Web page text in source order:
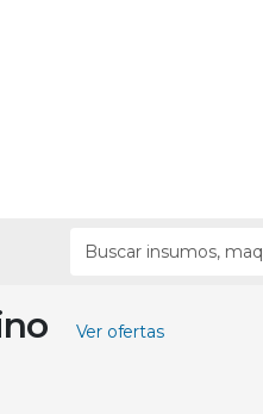
Ver ofertas